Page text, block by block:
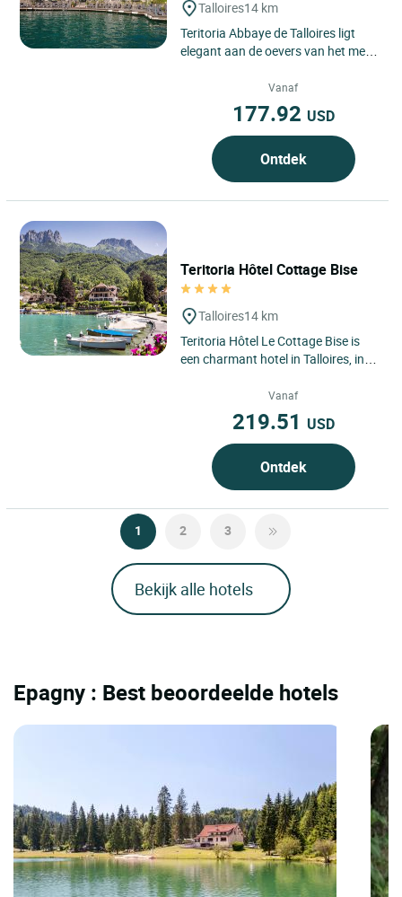
Talloires14 km
Teritoria Abbaye de Talloires ligt
elegant aan de oevers van het meer
Montmin in Haute-Savoie,...
Vanaf
177.92 USD
Ontdek
Teritoria Hôtel Cottage Bise
Talloires14 km
Teritoria Hôtel Le Cottage Bise is
een charmant hotel in Talloires, in
aan de oevers van...
Vanaf
219.51 USD
Ontdek
1 2 3
Bekijk alle hotels
Epagny : Best beoordeelde hotels